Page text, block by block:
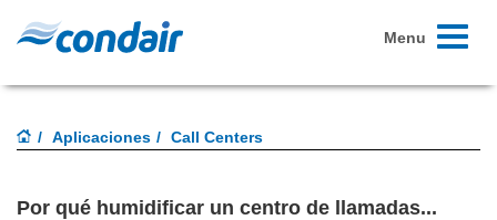
Toggle
Menu
Aplicaciones Call Centers
Por qué humidificar un centro de llamadas...